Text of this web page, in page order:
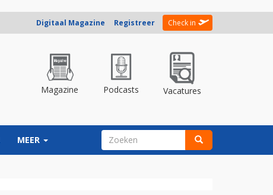
Digitaal Magazine Registreer Check in
Magazine Podcasts Vacatures
MEER ZOEKVELD